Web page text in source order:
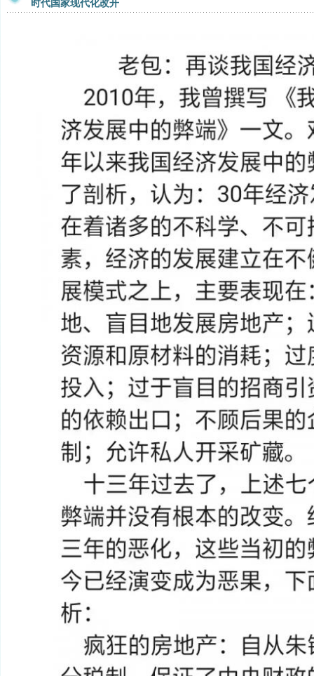
时代国家现代化改开